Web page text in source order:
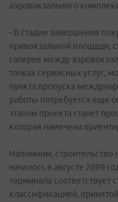
аэровокзального
- В стадии завершения
привокзальной площади,
галерее между
точках сервисных услуг,
пункта пропуска
работы потребуется еще
этапом проекта станет
которая намечена
Напомним, строительство
началось в августе 2009
терминала соответствует
классификацией,